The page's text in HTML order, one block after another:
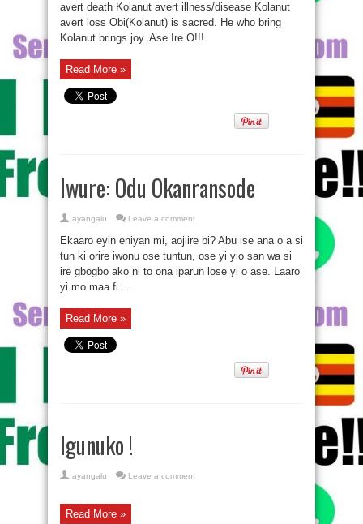
avert death Kolanut avert illness/disease Kolanut
avert loss Obi(Kolanut) is sacred. He who bring
Kolanut brings joy. Ase Ire O!!!
Read More »
Iwure: Odu Okanransode
ayangalu Leave a comment
Ekaaro eyin eniyan mi, aojiire bi? Abu ise ana o a si
tun ki orire iwonu ose tuntun, ose yi yio san wa si
ire gbogbo ako ni to ona iparun lose yi o ase. Laaro
yi mo maa fi ...
Read More »
Igunuko !
ayangalu Leave a comment
Read More »